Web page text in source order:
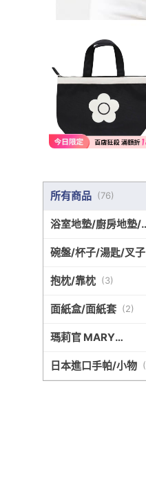
所有商品 (76)
浴室地墊/廚房地墊/
碗盤/杯子/湯匙/叉子
抱枕/靠枕 (3)
面紙盒/面紙套 (2)
瑪莉官 MARY
日本進口手帕/小物 (